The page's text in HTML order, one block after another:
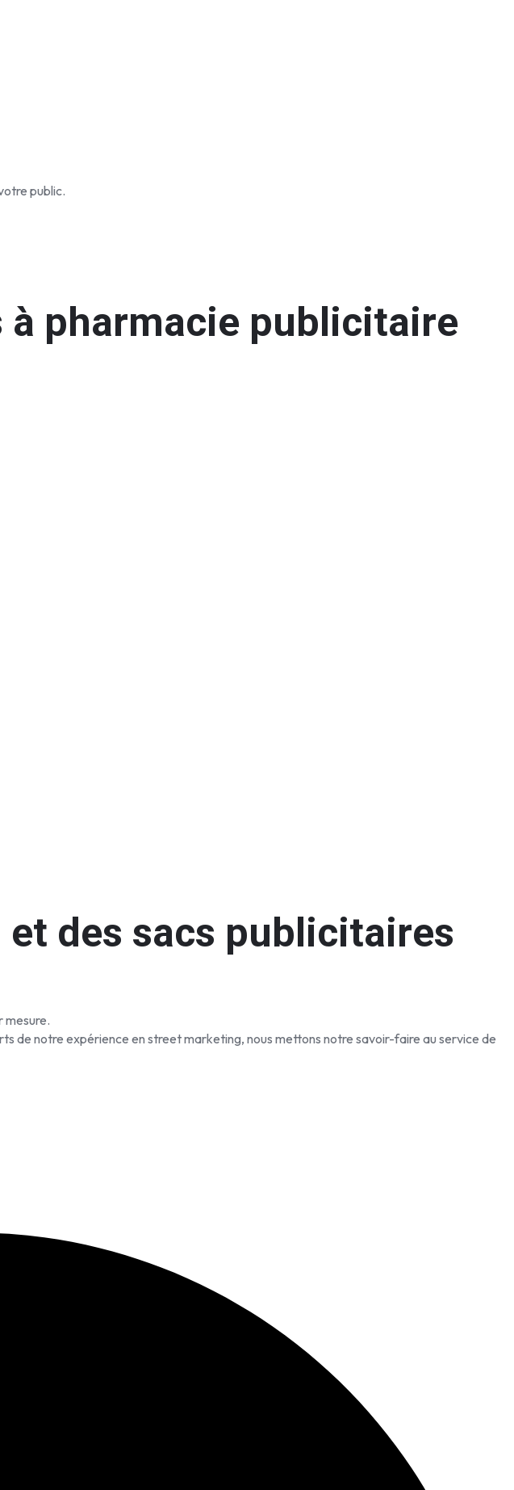
public.
pharmacie publicitaire
des sacs publicitaires
mesure.
de notre expérience en street marketing, nous mettons notre savoir-faire au service de